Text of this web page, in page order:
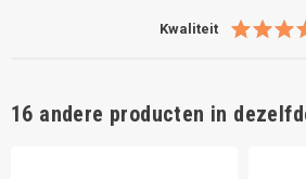
Kwaliteit
16 andere producten in